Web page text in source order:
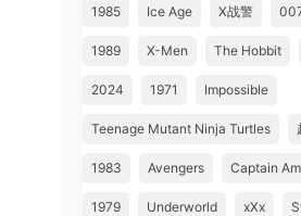
1985 Ice Age X战警
1989 X-Men The Hobbit
2024 1971 Impossible
Teenage Mutant Ninja Turtles
1983 Avengers Captain
1979 Underworld xXx